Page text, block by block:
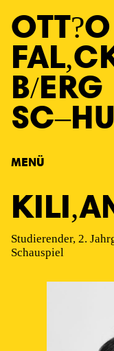
OTT O
FAL
B ERG
SC
MENÜ
KILI
Studierender, 2.
Schauspiel